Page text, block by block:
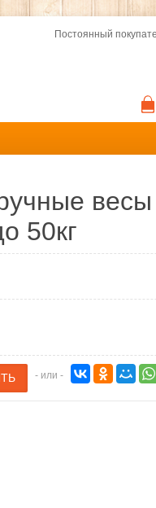
Постоянный
50кг
- или -